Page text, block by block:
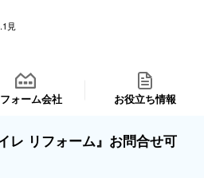
見
ォーム会社 お役立ち情報
レ リフォーム』お問合せ可